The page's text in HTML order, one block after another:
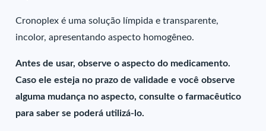
Cronoplex é uma solução límpida e transparente,
incolor, apresentando aspecto homogêneo.
Antes de usar, observe o aspecto do medicamento.
Caso ele esteja no prazo de validade e você observe
alguma mudança no aspecto, consulte o farmacêutico
para saber se poderá utilizá-lo.